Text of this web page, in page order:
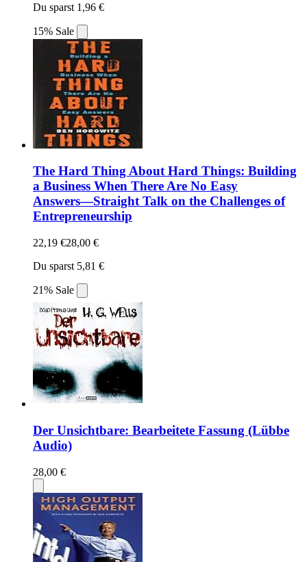
Du sparst 1,96 €
15% Sale
The Hard Thing About Hard Things: Building
a Business When There Are No Easy
Answers―Straight Talk on the Challenges of
Entrepreneurship
22,19 €28,00 €
Du sparst 5,81 €
21% Sale
Der Unsichtbare: Bearbeitete Fassung (Lübbe
Audio)
28,00 €